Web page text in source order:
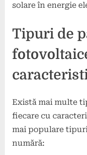
solare în energie
Tipuri de
Există mai multe
fiecare cu
mai populare
numără: